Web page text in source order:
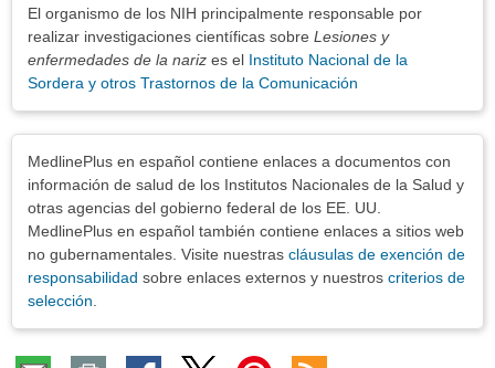
El organismo de los NIH principalmente responsable por
realizar investigaciones científicas sobre Lesiones y
enfermedades de la nariz es el Instituto Nacional de la
Sordera y otros Trastornos de la Comunicación
MedlinePlus en español contiene enlaces a documentos con
información de salud de los Institutos Nacionales de la Salud y
otras agencias del gobierno federal de los EE. UU.
MedlinePlus en español también contiene enlaces a sitios web
no gubernamentales. Visite nuestras cláusulas de exención de
responsabilidad sobre enlaces externos y nuestros criterios de
selección